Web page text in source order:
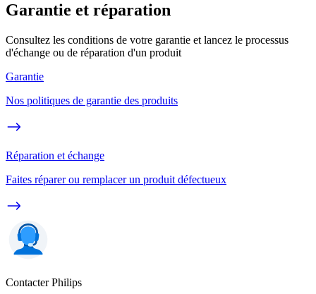
Garantie et réparation
Consultez les conditions de votre garantie et lancez le processus
d'échange ou de réparation d'un produit
Garantie
Nos politiques de garantie des produits
Réparation et échange
Faites réparer ou remplacer un produit défectueux
Contacter Philips